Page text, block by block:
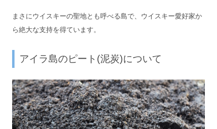
まさにウイスキーの聖地とも呼べる島で、ウイスキー愛好家か
ら絶大な支持を得ています。
アイラ島のピート(泥炭)について